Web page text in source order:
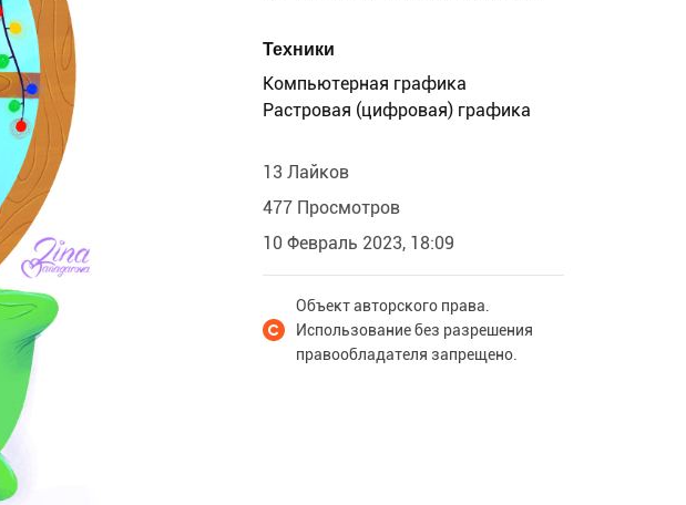
Техники
Компьютерная графика
Растровая (цифровая) графика
13 Лайков
477 Просмотров
10 Февраль 2023, 18:09
Объект авторского права.
Использование без разрешения
правообладателя запрещено.